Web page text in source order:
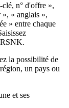
clé, n° d'offre »,
», « anglais »,
» entre chaque
la possibilité de
un pays ou
et ses